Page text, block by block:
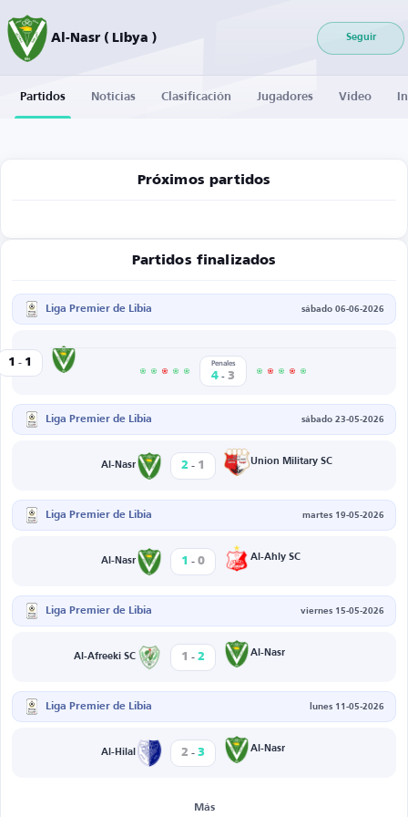
Al-Nasr ( Libya ) Seguir
Partidos Noticias Clasificación Jugadores Vídeo
Próximos partidos
Partidos finalizados
Liga Premier de Libia sábado 06-06-2026
SC
1 - 1 Penales
4 - 3
Liga Premier de Libia sábado 23-05-2026
Al-Nasr 2 - 1 Union Military SC
Liga Premier de Libia martes 19-05-2026
Al-Nasr 1 - 0 Al-Ahly SC
Liga Premier de Libia viernes 15-05-2026
Al-Afreeki SC 1 - 2 Al-Nasr
Liga Premier de Libia lunes 11-05-2026
Al-Hilal 2 - 3 Al-Nasr
Más